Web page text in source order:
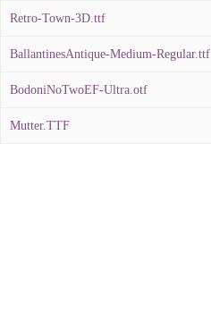
Retro-Town-3D.ttf
BallantinesAntique-Medium-Regular.ttf
BodoniNoTwoEF-Ultra.otf
Mutter.TTF